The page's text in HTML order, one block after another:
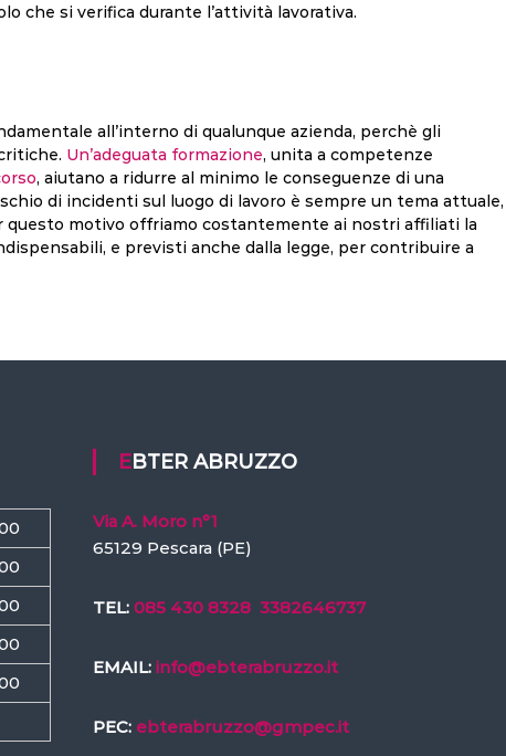
che si verifica durante l’attività lavorativa.
all’interno di qualunque azienda, perchè gli
Un’adeguata formazione, unita a competenze
, aiutano a ridurre al minimo le conseguenze di una
di incidenti sul luogo di lavoro è sempre un tema attuale,
questo motivo offriamo costantemente ai nostri affiliati la
e previsti anche dalla legge, per contribuire a
EBTER ABRUZZO
Via A. Moro n°1
65129 Pescara (PE)
TEL: 085 430 8328 3382646737
EMAIL: info@ebterabruzzo.it
PEC: ebterabruzzo@gmpec.it